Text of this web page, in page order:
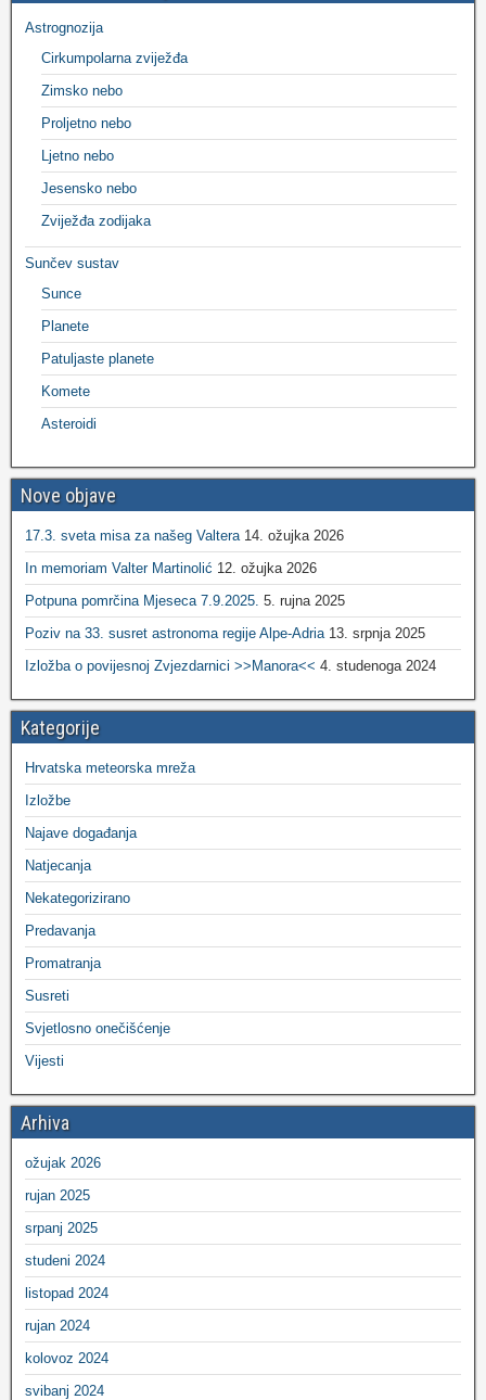
Astrognozija
Cirkumpolarna zviježđa
Zimsko nebo
Proljetno nebo
Ljetno nebo
Jesensko nebo
Zviježđa zodijaka
Sunčev sustav
Sunce
Planete
Patuljaste planete
Komete
Asteroidi
Nove objave
17.3. sveta misa za našeg Valtera 14. ožujka 2026
In memoriam Valter Martinolić 12. ožujka 2026
Potpuna pomrčina Mjeseca 7.9.2025. 5. rujna 2025
Poziv na 33. susret astronoma regije Alpe-Adria 13. srpnja 2025
Izložba o povijesnoj Zvjezdarnici >>Manora<< 4. studenoga 2024
Kategorije
Hrvatska meteorska mreža
Izložbe
Najave događanja
Natjecanja
Nekategorizirano
Predavanja
Promatranja
Susreti
Svjetlosno onečišćenje
Vijesti
Arhiva
ožujak 2026
rujan 2025
srpanj 2025
studeni 2024
listopad 2024
rujan 2024
kolovoz 2024
svibanj 2024